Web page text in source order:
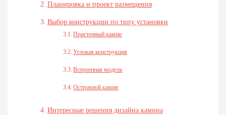
Планировка и проект размещения
Выбор конструкции по типу установки
Пристенный камин
Угловая конструкция
Встроенная модель
Островной камин
Интересные решения дизайна камина